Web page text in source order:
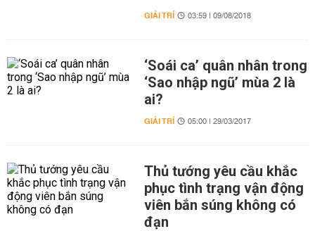
GIẢI TRÍ 03:59 | 09/08/2018
‘Soái ca’ quân nhân trong
‘Sao nhập ngũ’ mùa 2 là
ai?
GIẢI TRÍ 05:00 | 29/03/2017
Thủ tướng yêu cầu khắc
phục tình trạng vận động
viên bắn súng không có
đạn